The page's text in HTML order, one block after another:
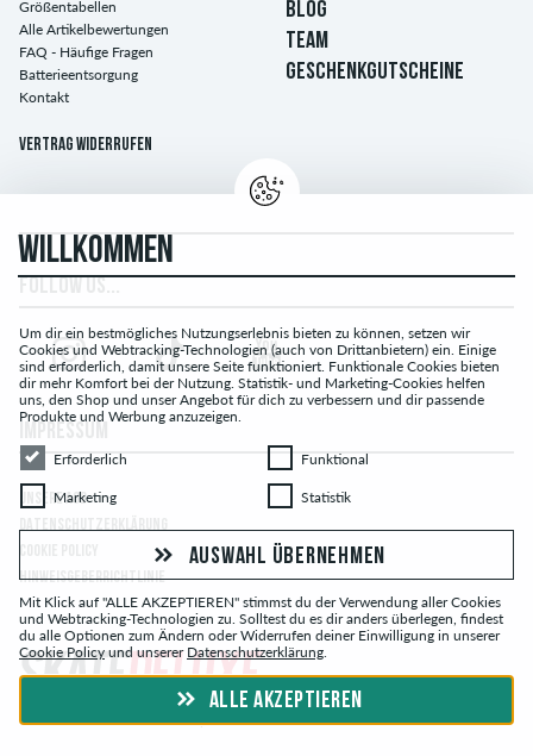
Größentabellen
Alle Artikelbewertungen
FAQ - Häufige Fragen
Batterieentsorgung
Kontakt
Vertrag widerrufen
BLOG
TEAM
GESCHENKGUTSCHEINE
UNSERE AGB
HINWEISGEBERRICHTLINIE
© skatedeluxe.com Skateshop 2026
WILLKOMMEN
Um dir ein bestmögliches Nutzungserlebnis bieten zu können, setzen wir
Cookies und Webtracking-Technologien (auch von Drittanbietern) ein. Einige
sind erforderlich, damit unsere Seite funktioniert. Funktionale Cookies bieten
dir mehr Komfort bei der Nutzung. Statistik- und Marketing-Cookies helfen
uns, den Shop und unser Angebot für dich zu verbessern und dir passende
Produkte und Werbung anzuzeigen.
Erforderlich
Erforderlich FunktionalFunktional
MarketingMarketing StatistikStatistik
AUSWAHL ÜBERNEHMEN
Mit Klick auf "ALLE AKZEPTIEREN" stimmst du der Verwendung aller Cookies
und Webtracking-Technologien zu. Solltest du es dir anders überlegen, findest
du alle Optionen zum Ändern oder Widerrufen deiner Einwilligung in unserer
Cookie Policy und unserer Datenschutzerklärung.
ALLE AKZEPTIEREN